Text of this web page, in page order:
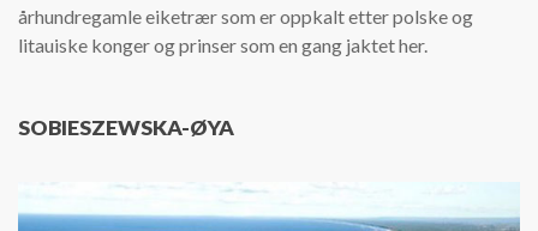
århundregamle eiketrær som er oppkalt etter polske og
litauiske konger og prinser som en gang jaktet her.
SOBIESZEWSKA-ØYA